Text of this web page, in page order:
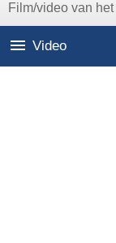
Film/video van het
Video